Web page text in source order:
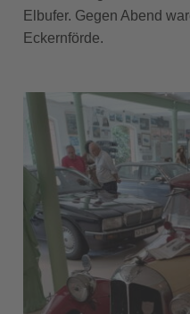
Elbufer. Gegen Abend
Eckernförde.